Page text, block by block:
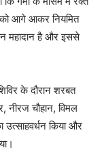
को आगे आकर नियमित
महादान है और इससे
के दौरान शरबत
नीरज चौहान, विमल
उत्साहवर्धन किया और